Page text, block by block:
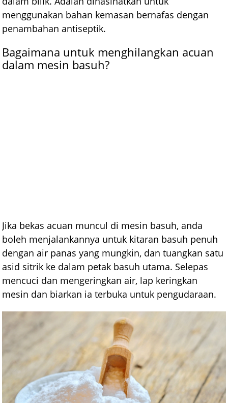
menggunakan bahan kemasan bernafas dengan
penambahan antiseptik.
Bagaimana untuk menghilangkan acuan
dalam mesin basuh?
Jika bekas acuan muncul di mesin basuh, anda
boleh menjalankannya untuk kitaran basuh penuh
dengan air panas yang mungkin, dan tuangkan satu
asid sitrik ke dalam petak basuh utama. Selepas
mencuci dan mengeringkan air, lap keringkan
mesin dan biarkan ia terbuka untuk pengudaraan.